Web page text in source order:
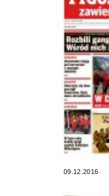
09.12.2016